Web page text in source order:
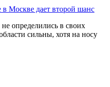
определились в своих
сильны, хотя на носу